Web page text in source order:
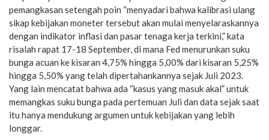
pemangkasan setengah poin “menyadari bahwa kalibrasi ulang
sikap kebijakan moneter tersebut akan mulai menyelaraskannya
dengan indikator inflasi dan pasar tenaga kerja terkini,” kata
risalah rapat 17-18 September, di mana Fed menurunkan suku
bunga acuan ke kisaran 4,75% hingga 5,00% dari kisaran 5,25%
hingga 5,50% yang telah dipertahankannya sejak Juli 2023.
Yang lain mencatat bahwa ada “kasus yang masuk akal” untuk
memangkas suku bunga pada pertemuan Juli dan data sejak saat
itu hanya mendukung argumen untuk kebijakan yang lebih
longgar.